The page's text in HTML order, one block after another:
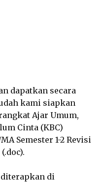
dapatkan secara
kami siapkan
Ajar Umum,
Cinta (KBC)
Semester 1-2 Revisi
di